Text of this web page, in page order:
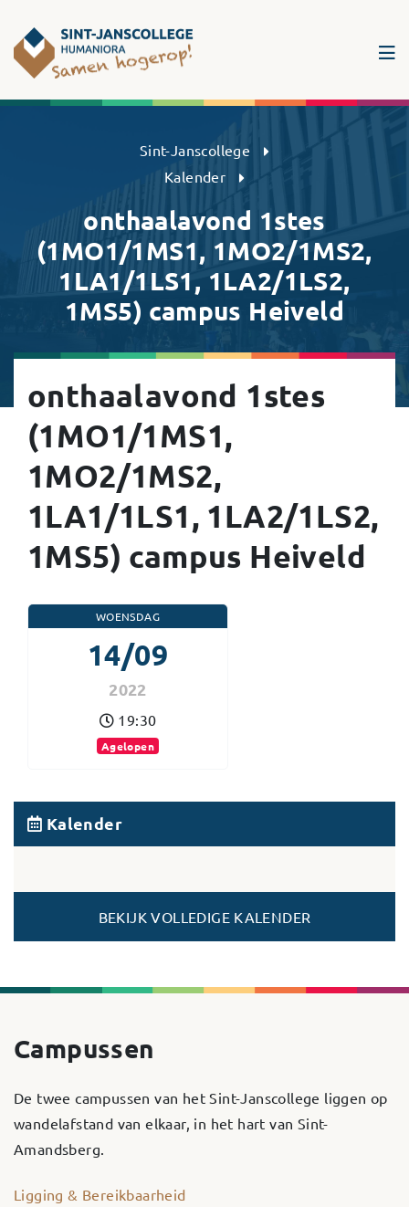
Sint-Janscollege Humaniora
Sint-Janscollege
Kalender
onthaalavond 1stes
(1MO1/1MS1, 1MO2/1MS2,
1LA1/1LS1, 1LA2/1LS2,
1MS5) campus Heiveld
onthaalavond 1stes
(1MO1/1MS1,
1MO2/1MS2,
1LA1/1LS1, 1LA2/1LS2,
1MS5) campus Heiveld
WOENSDAG
14/09
2022
19:30
Agelopen
Kalender
BEKIJK VOLLEDIGE KALENDER
Campussen
De twee campussen van het Sint-Janscollege liggen op
wandelafstand van elkaar, in het hart van Sint-
Amandsberg.
Ligging & Bereikbaarheid